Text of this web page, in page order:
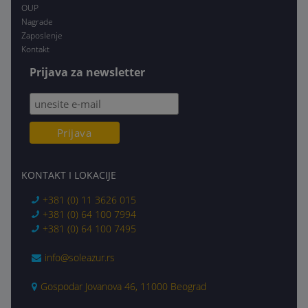
OUP
Nagrade
Zaposlenje
Kontakt
Prijava za newsletter
KONTAKT I LOKACIJE
+381 (0) 11 3626 015
+381 (0) 64 100 7994
+381 (0) 64 100 7495
info@soleazur.rs
Gospodar Jovanova 46, 11000 Beograd